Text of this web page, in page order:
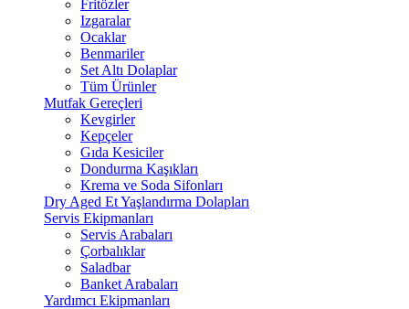
Fritözler
Izgaralar
Ocaklar
Benmariler
Set Altı Dolaplar
Tüm Ürünler
Mutfak Gereçleri
Kevgirler
Kepçeler
Gıda Kesiciler
Dondurma Kaşıkları
Krema ve Soda Sifonları
Dry Aged Et Yaşlandırma Dolapları
Servis Ekipmanları
Servis Arabaları
Çorbalıklar
Saladbar
Banket Arabaları
Yardımcı Ekipmanları